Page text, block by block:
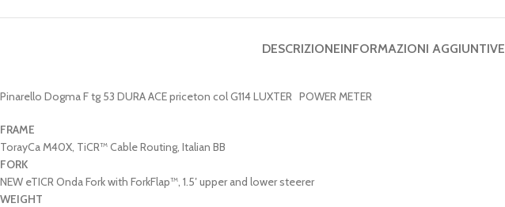
DESCRIZIONEINFORMAZIONI AGGIUNTIVE
Pinarello Dogma F tg 53 DURA ACE priceton col G114 LUXTER POWER METER
FRAME
TorayCa M40X, TiCR™ Cable Routing, Italian BB
FORK
NEW eTICR Onda Fork with ForkFlap™, 1.5′ upper and lower steerer
WEIGHT